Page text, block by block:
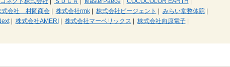
式会社 村岡商会| 株式会社rmk| 株式会社ビージェント | みらい堂整体院|
| 株式会社AMERI| 株式会社マーベリックス | 株式会社向原電子|